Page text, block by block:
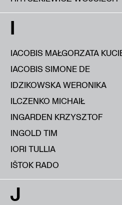
I
IACOBIS MAŁGORZATA
IACOBIS SIMONE DE
IDZIKOWSKA WERONIKA
ILCZENKO MICHAIŁ
INGARDEN KRZYSZTOF
INGOLD TIM
IORI TULLIA
IŠTOK RADO
J